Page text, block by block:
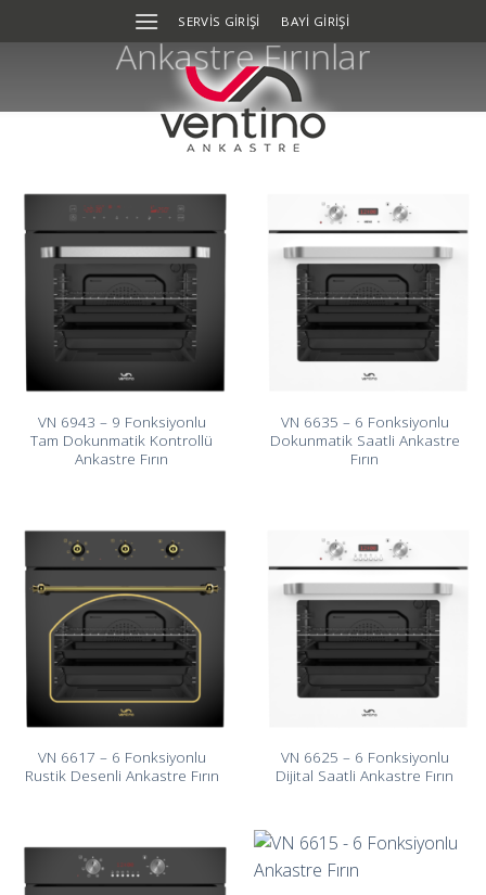
to
SERVIS GIRIŞI BAYİ GİRİŞİ
Ankastre Fırınlar
VN 6943 – 9 Fonksiyonlu
Tam Dokunmatik Kontrollü
Ankastre Fırın
VN 6635 – 6 Fonksiyonlu
Dokunmatik Saatli Ankastre
Fırın
VN 6617 – 6 Fonksiyonlu
Rustik Desenli Ankastre Fırın
VN 6625 – 6 Fonksiyonlu
Dijital Saatli Ankastre Fırın